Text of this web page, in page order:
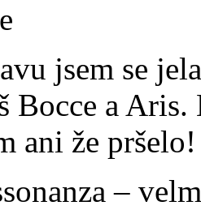
jsem se
Bocce a
ani že
–